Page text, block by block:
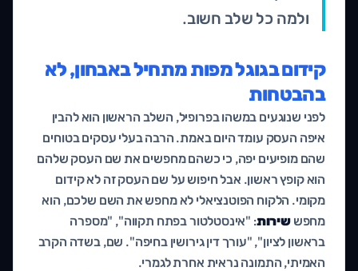
ולמה כל שלב חשוב.
קידום בגוגל מפות מתחיל באבחון, לא
בהבטחות
לפני שנוגעים במשהו בפרופיל, השלב הראשון הוא להבין
איפה העסק עומד היום באמת. הרבה בעלי עסקים בטוחים
שהם מופיעים יפה, כי כשהם מחפשים את שם העסק שלהם
הוא קופץ ראשון. אבל חיפוש על שם העסק זה לא קידום
מקומי. הלקוח הפוטנציאלי לא מחפש את השם שלכם, הוא
מחפששירות: "אינסטלטור בפתח תקווה", "מספרה
בראשון לציון", "עורך דין גירושין בחיפה". שם, בשדה הקרב
האמיתי, התמונה נראית אחרת לגמרי.